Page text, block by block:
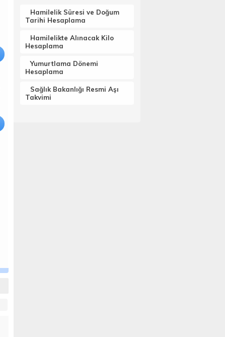
Hamilelik Süresi ve Doğum
Tarihi Hesaplama
Hamilelikte Alınacak Kilo
Hesaplama
Yumurtlama Dönemi
Hesaplama
Sağlık Bakanlığı Resmi Aşı
Takvimi